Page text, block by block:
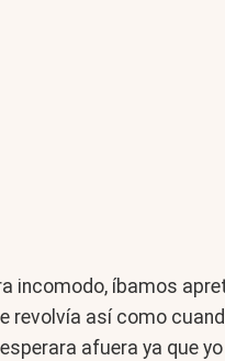
incomodo, íbamos
revolvía así como
afuera ya que